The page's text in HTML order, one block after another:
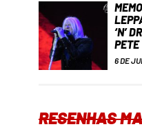
‘N’
6 DE
RESENHAS